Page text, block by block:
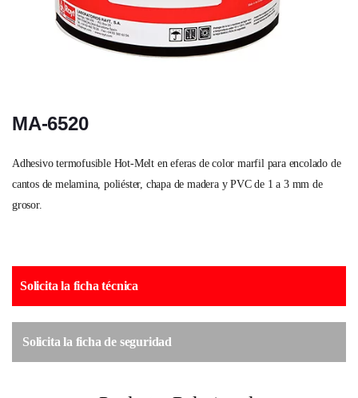
MA-6520
Adhesivo termofusible Hot-Melt en eferas de color marfil para encolado de
cantos de melamina, poliéster, chapa de madera y PVC de 1 a 3 mm de
grosor.
Solicita la ficha técnica
Solicita la ficha de seguridad